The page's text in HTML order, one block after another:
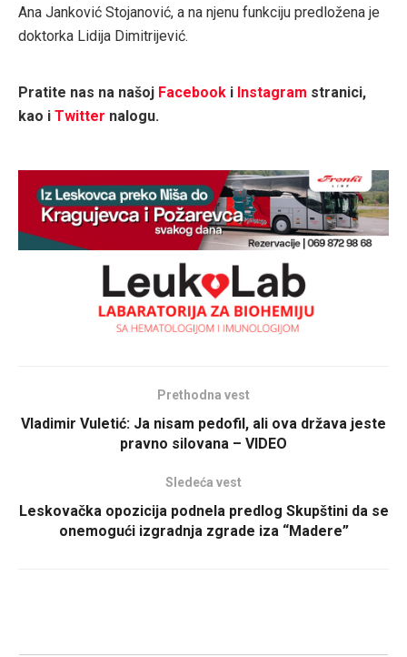
Ana Janković Stojanović, a na njenu funkciju predložena je
doktorka Lidija Dimitrijević.
Pratite nas na našoj Facebook i Instagram stranici,
kao i Twitter nalogu.
Prethodna vest
Vladimir Vuletić: Ja nisam pedofil, ali ova država jeste
pravno silovana – VIDEO
Sledeća vest
Leskovačka opozicija podnela predlog Skupštini da se
onemogući izgradnja zgrade iza “Madere”